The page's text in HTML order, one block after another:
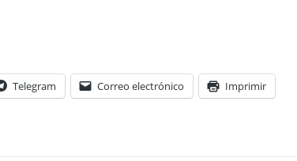
Telegram Correo electrónico Imprimir